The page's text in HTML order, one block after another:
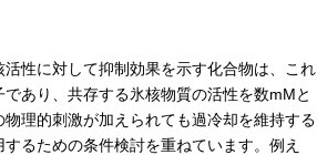
性に対して抑制効果を示す化合物は、これ
あり、共存する氷核物質の活性を数mMと
理的刺激が加えられても過冷却を維持する
るための条件検討を重ねています。例え